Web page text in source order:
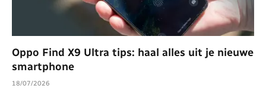
Oppo Find X9 Ultra tips: haal alles uit je nieuwe
smartphone
18/07/2026